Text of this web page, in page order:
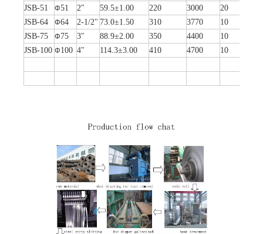
JSB-51 Φ51 2" 59.5±1.00 220 3000
20
JSB-64
Φ64 2-1/2" 73.0±1.50 310 3770
10
JSB-75
Φ75 3" 88.9±2.00 350 4400
10
JSB-100 Φ100 4" 114.3±3.00 410 4700 10